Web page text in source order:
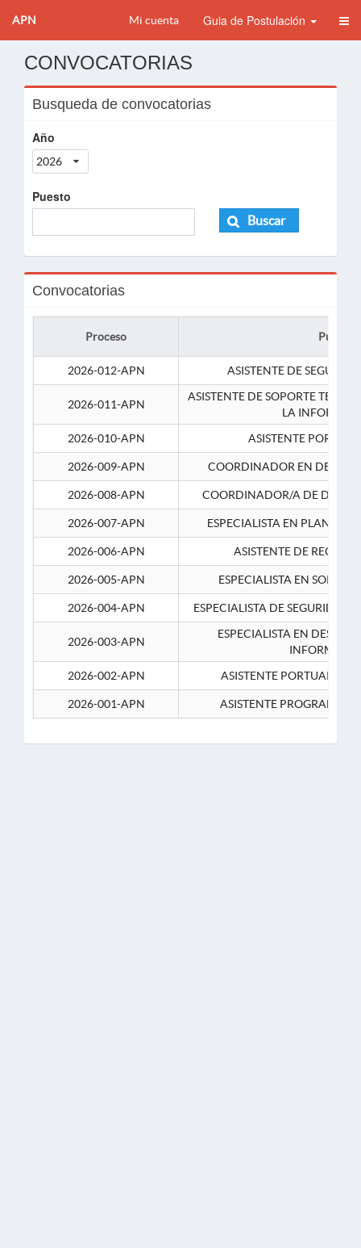
APN Mi cuenta Guia de Postulación
CONVOCATORIAS
Busqueda de convocatorias
Año
2026
Puesto
Buscar
Convocatorias
Proceso Puesto
2026-012-APN ASISTENTE DE
2026-011-APN
ASISTENTE DE SOPORTE
LA
2026-010-APN
ASISTENTE
2026-009-APN COORDINADOR EN
2026-008-APN COORDINADOR/A DE
2026-007-APN ESPECIALISTA EN
2026-006-APN ASISTENTE DE
2026-005-APN ESPECIALISTA EN
2026-004-APN ESPECIALISTA DE SEGURIDAD
2026-003-APN
ESPECIALISTA EN
2026-002-APN
ASISTENTE PORTUARIO 2-
2026-001-APN ASISTENTE